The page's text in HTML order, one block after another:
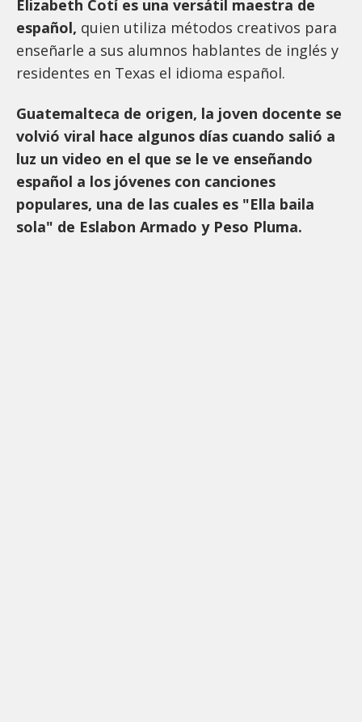
Elizabeth Cotí es una versátil maestra de
español, quien utiliza métodos creativos para
enseñarle a sus alumnos hablantes de inglés y
residentes en Texas el idioma español.
Guatemalteca de origen, la joven docente se
volvió viral hace algunos días cuando salió a
luz un video en el que se le ve enseñando
español a los jóvenes con canciones
populares, una de las cuales es "Ella baila
sola" de Eslabon Armado y Peso Pluma.